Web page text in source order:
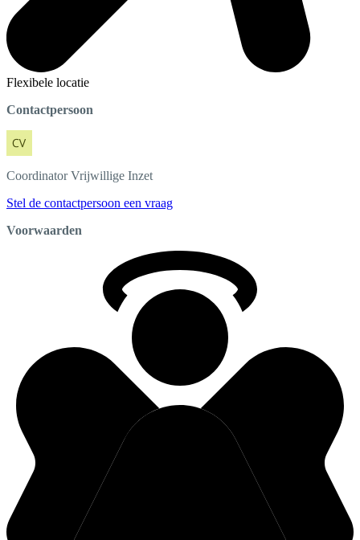
Flexibele locatie
Contactpersoon
Coordinator Vrijwillige Inzet
Stel de contactpersoon een vraag
Voorwaarden